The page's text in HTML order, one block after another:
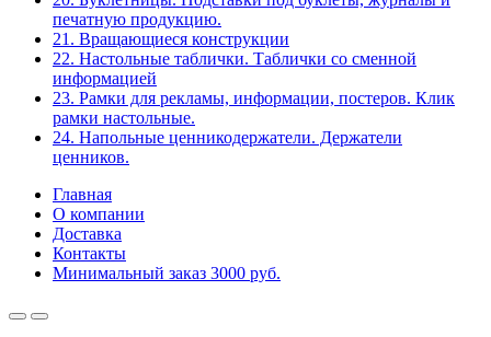
печатную продукцию.
21. Вращающиеся конструкции
22. Настольные таблички. Таблички со сменной
информацией
23. Рамки для рекламы, информации, постеров. Клик
рамки настольные.
24. Напольные ценникодержатели. Держатели
ценников.
Главная
О компании
Доставка
Контакты
Минимальный заказ 3000 руб.